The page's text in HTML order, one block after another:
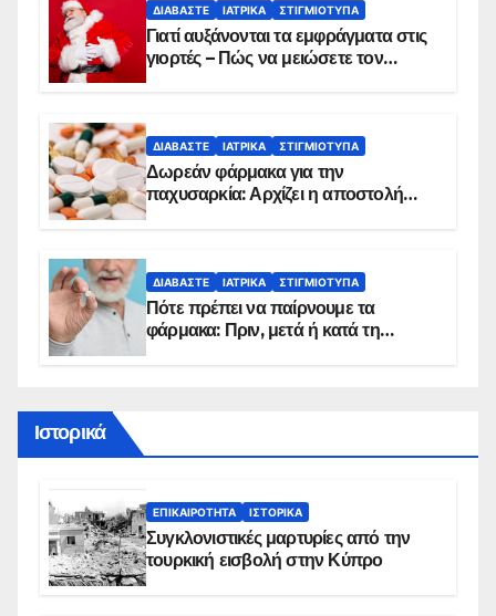
ΔΙΑΒΆΣΤΕ ΙΑΤΡΙΚΆ ΣΤΙΓΜΙΌΤΥΠΑ
Γιατί αυξάνονται τα εμφράγματα στις
γιορτές – Πώς να μειώσετε τον
ΔΙΑΒΆΣΤΕ ΙΑΤΡΙΚΆ ΣΤΙΓΜΙΌΤΥΠΑ
Δωρεάν φάρμακα για την
παχυσαρκία: Αρχίζει η αποστολή
ΔΙΑΒΆΣΤΕ ΙΑΤΡΙΚΆ ΣΤΙΓΜΙΌΤΥΠΑ
Πότε πρέπει να παίρνουμε τα
φάρμακα: Πριν, μετά ή κατά τη
Ιστορικά
ΕΠΙΚΑΙΡΌΤΗΤΑ ΙΣΤΟΡΙΚΆ
Συγκλονιστικές μαρτυρίες από την
τουρκική εισβολή στην Κύπρο